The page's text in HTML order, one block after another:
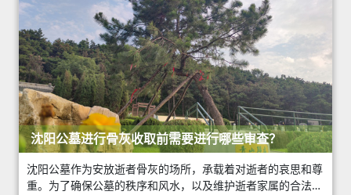
沈阳公墓进行骨灰收取前需要进行哪些审查？
沈阳公墓作为安放逝者骨灰的场所，承载着对逝者的哀思和尊
重。为了确保公墓的秩序和风水，以及维护逝者家属的合法权